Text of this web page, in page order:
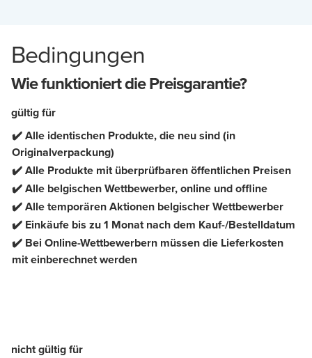
Bedingungen
Wie funktioniert die Preisgarantie?
gültig für
✔️ Alle identischen Produkte, die neu sind (in
Originalverpackung)
✔️ Alle Produkte mit überprüfbaren öffentlichen Preisen
✔️ Alle belgischen Wettbewerber, online und offline
✔️ Alle temporären Aktionen belgischer Wettbewerber
✔️ Einkäufe bis zu 1 Monat nach dem Kauf-/Bestelldatum
✔️ Bei Online-Wettbewerbern müssen die Lieferkosten
mit einberechnet werden
nicht gültig für